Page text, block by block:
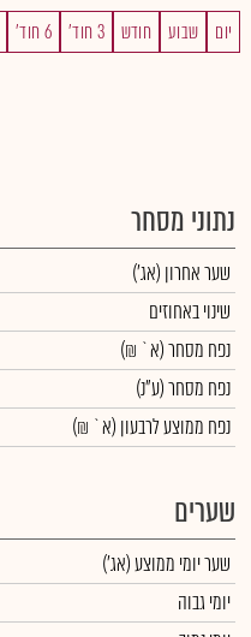
יום שבוע חודש 3 חוד' 6 חוד'
נתוני מסחר
שער אחרון (אג')
שינוי באחוזים
נפח מסחר(א` ₪)
נפח מסחר(ע"נ)
נפח ממוצע לרבעון (א` ₪)
שערים
שער יומי ממוצע(אג')
יומי גבוה